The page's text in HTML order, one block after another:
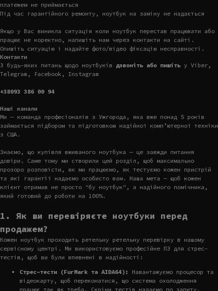
платежем не приймається
Під час гарантійного ремонту, ноутбук на заміну не надається
Якщо у Вас виникла ситуація коли ноутбук перестав працювати або
працює не коректно, напишіть нам через контакти на сайті.
Опишіть ситуацію і надайте фото/відео фіксацію несправності.
Контакти
З будь-яких питань щодо ноутбуків дзвоніть або пишіть у Viber,
Telegram, Facebook, Instagram
+38093 386 00 94
Наші канали
Ми — команда професіоналів з Ужгорода, яка вже понад 5 років
займається підбором та підготовкою надійної комп’ютерної техніки
з США.
Знаємо, що купівля вживаного ноутбука — це завжди питання
довіри. Саме тому ми створили цей розділ, щоб максимально
прозоро розповісти, як ми працюємо, як тестуємо кожен пристрій
та які гарантії надаємо особисто вам. Наша мета — щоб кожен
клієнт отримав не просто "бу ноутбук", а надійного помічника,
який готовий до роботи на 100%.
1. Як ви перевіряєте ноутбуки перед
продажем?
Кожен ноутбук проходить ретельну ретельну перевірку в нашому
сервісному центрі. Ми використовуємо професійне ПЗ для стрес-
тестів, щоб ви були впевнені в надійності:
Стрес-тести (FurMark та AIDA64):
Навантажуємо процесор та
відеокарту, щоб переконатися, що система охолодження
працює так як треба. Скріни тестів надаємо по запиту.